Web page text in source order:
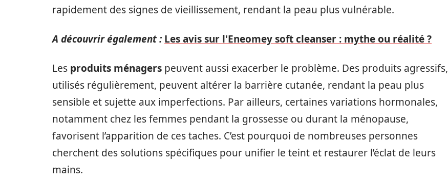
rapidement des signes de vieillissement, rendant la peau plus vulnérable.
A découvrir également : Les avis sur l'Eneomey soft cleanser : mythe ou réalité ?
Les produits ménagers peuvent aussi exacerber le problème. Des produits agressifs,
utilisés régulièrement, peuvent altérer la barrière cutanée, rendant la peau plus
sensible et sujette aux imperfections. Par ailleurs, certaines variations hormonales,
notamment chez les femmes pendant la grossesse ou durant la ménopause,
favorisent l’apparition de ces taches. C’est pourquoi de nombreuses personnes
cherchent des solutions spécifiques pour unifier le teint et restaurer l’éclat de leurs
mains.